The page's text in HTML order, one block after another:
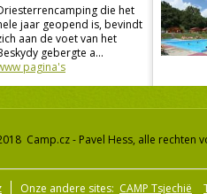
die het
jaar geopend is, bevindt
aan de voet van het
gebergte a...
pagina's
Camp.cz - Pavel Hess, alle rechten
Onze andere sites: CAMP Tsjechië